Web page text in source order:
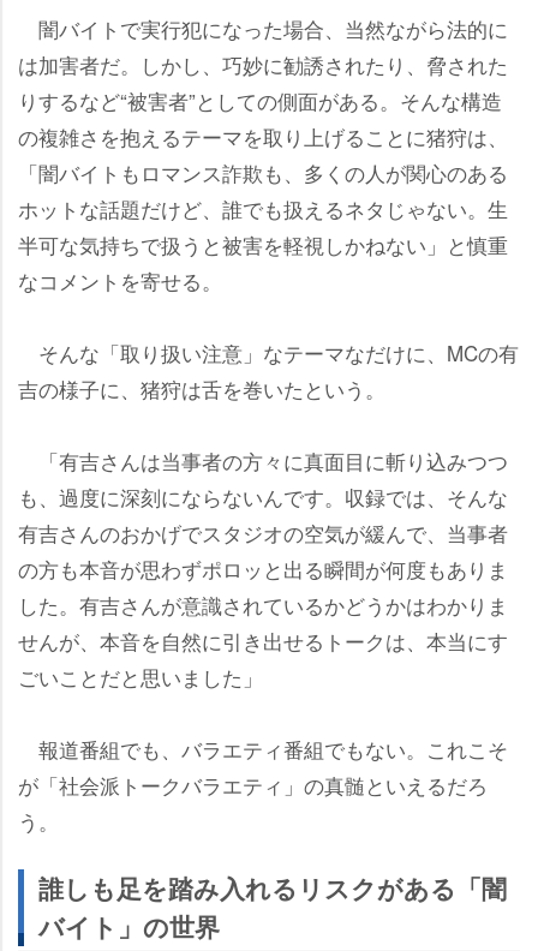
闇バイトで実行犯になった場合、当然ながら法的に
は加害者だ。しかし、巧妙に勧誘されたり、脅された
りするなど“被害者”としての側面がある。そんな構造
の複雑さを抱えるテーマを取り上げることに猪狩は、
「闇バイトもロマンス詐欺も、多くの人が関心のある
ホットな話題だけど、誰でも扱えるネタじゃない。生
半可な気持ちで扱うと被害を軽視しかねない」と慎重
なコメントを寄せる。
そんな「取り扱い注意」なテーマなだけに、MCの有
吉の様子に、猪狩は舌を巻いたという。
「有吉さんは当事者の方々に真面目に斬り込みつつ
も、過度に深刻にならないんです。収録では、そんな
有吉さんのおかげでスタジオの空気が緩んで、当事者
の方も本音が思わずポロッと出る瞬間が何度もありま
した。有吉さんが意識されているかどうかはわかりま
せんが、本音を自然に引き出せるトークは、本当にす
ごいことだと思いました」
報道番組でも、バラエティ番組でもない。これこそ
が「社会派トークバラエティ」の真髄といえるだろ
う。
誰しも足を踏み入れるリスクがある「闇
バイト」の世界